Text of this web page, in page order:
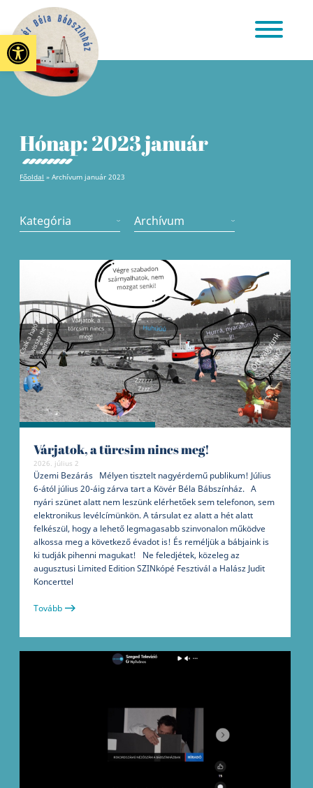
Eszköztár megnyitása
Hónap:2023 január
Főoldal »Archívum január 2023
Kategória Archívum
Várjatok, a türcsim nincs meg!
2026. július 2
Üzemi Bezárás Mélyen tisztelt nagyérdemű publikum! Július
6-ától július 20-áig zárva tart a Kövér Béla Bábszínház. A
nyári szünet alatt nem leszünk elérhetőek sem telefonon, sem
elektronikus levélcímünkön. A társulat ez alatt a hét alatt
felkészül, hogy a lehető legmagasabb szinvonalon működve
alkossa meg a következő évadot is! És reméljük a bábjaink is
ki tudják pihenni magukat! Ne feledjétek, közeleg az
augusztusi Limited Edition SZINkópé Fesztivál a Halász Judit
Koncerttel
Tovább